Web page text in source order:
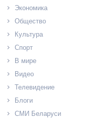
Экономика
Общество
Культура
Спорт
В мире
Видео
Телевидение
Блоги
СМИ Беларуси